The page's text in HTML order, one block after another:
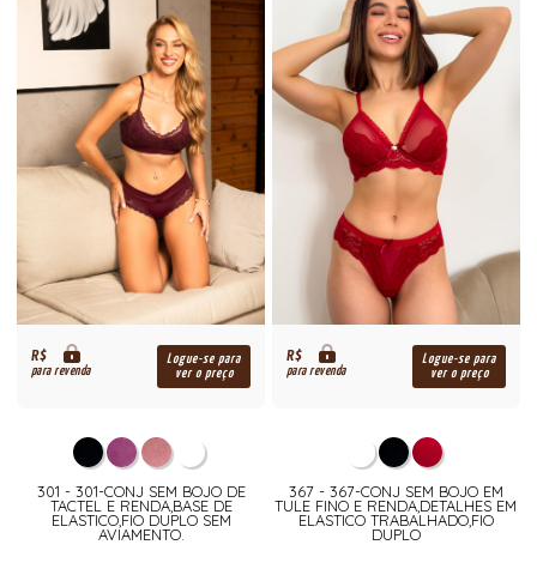
R$
para revenda
Logue-se para
ver o preço
301 - 301-CONJ SEM BOJO DE
TACTEL E RENDA,BASE DE
ELASTICO,FIO DUPLO SEM
AVIAMENTO.
R$
para revenda
Logue-se para
ver o preço
367 - 367-CONJ SEM BOJO EM
TULE FINO E RENDA,DETALHES EM
ELASTICO TRABALHADO,FIO
DUPLO